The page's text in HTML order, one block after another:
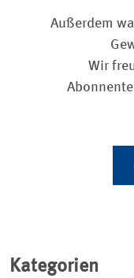
Außerdem
Wir
Kategorien